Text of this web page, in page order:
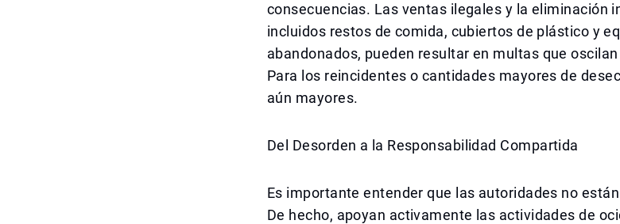
consecuencias. Las ventas ilegales y la eliminación
incluidos restos de comida, cubiertos de plástico y
abandonados, pueden resultar en multas que
Para los reincidentes o cantidades mayores de
aún mayores.
Del Desorden a la Responsabilidad Compartida
Es importante entender que las autoridades no
De hecho, apoyan activamente las actividades de